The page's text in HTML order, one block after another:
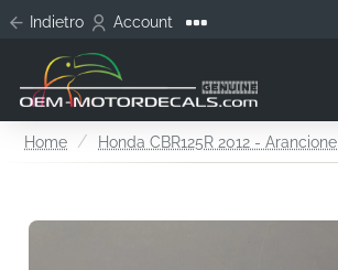
Indietro Account
HomehomeHonda CBR125R 2012 - Arancione